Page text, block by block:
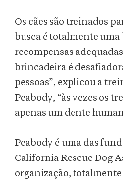
Os cães são treinados
busca é totalmente
recompensas
brincadeira é
pessoas”, explicou a
Peabody, “às vezes os
apenas um dente
Peabody é uma das
California Rescue Dog
organização,